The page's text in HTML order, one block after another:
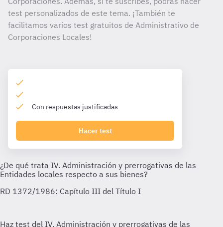
test personalizados de este tema. ¡También te
facilitamos varios test gratuitos de Administrativo de
Corporaciones Locales!
Con respuestas justificadas
Hacer test